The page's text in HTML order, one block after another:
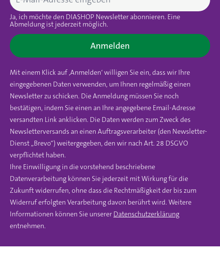
Ja, ich möchte den DIASHOP Newsletter abonnieren. Eine
Abmeldung ist jederzeit möglich.
Anmelden
Mit einem Klick auf ‚Anmelden‘ willigen Sie ein, dass wir Ihre
eingegebenen Daten verwenden, um Ihnen regelmäßig einen
Newsletter zu schicken. Die Anmeldung müssen Sie noch
bestätigen, indem Sie einen an Ihre angegebene Email-Adresse
versandten Link anklicken. Die Daten werden zum Zweck des
Newsletterversands an einen Auftragsverarbeiter (den Newsletter-
Dienst „Brevo“) weitergegeben, den wir nach Art. 28 DSGVO
verpflichtet haben.
Ihre Einwilligung in die vorstehend beschriebene
Datenverarbeitung können Sie jederzeit mit Wirkung für die
Zukunft widerrufen, ohne dass die Rechtmäßigkeit der bis zum
Widerruf erfolgten Verarbeitung davon berührt wird. Weitere
Informationen können Sie unserer Datenschutzerklärung
entnehmen.